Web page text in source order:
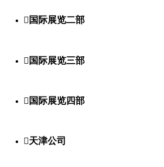
国际展览二部
国际展览三部
国际展览四部
天津公司